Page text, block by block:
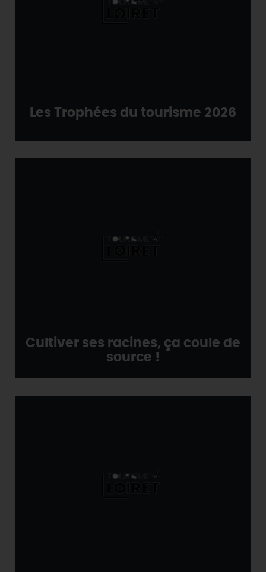
CETTE SEMAINE
TOUT L'AGENDA
Les Trophées du tourisme 2026
Cultiver ses racines, ça coule de
source !